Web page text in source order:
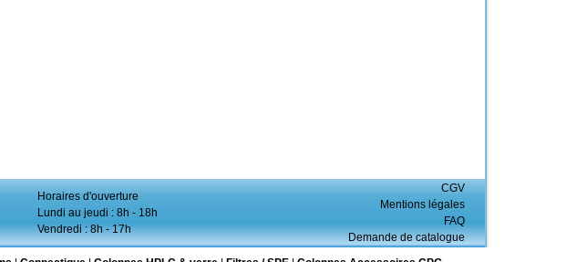
Horaires d'ouverture
Lundi au jeudi : 8h - 18h
Vendredi : 8h - 17h
CGV
Mentions légales
FAQ
Demande de catalogue